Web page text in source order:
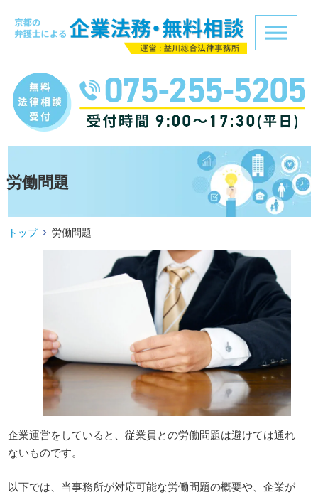
労働問題
トップ 労働問題
企業運営をしていると、従業員との労働問題は避けては通れ
ないものです。
以下では、当事務所が対応可能な労働問題の概要や、企業が